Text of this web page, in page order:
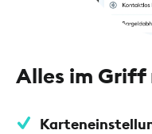
Alles im